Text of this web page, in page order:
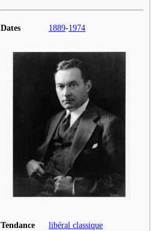
Dates 1889-1974
Tendance libéral classique